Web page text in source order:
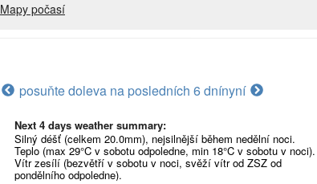
Mapy počasí
posuňte doleva na posledních 6 dnínyní
Next 4 days weather summary:
Silný déšť (celkem 20.0mm), nejsilnější během nedělní noci.
Teplo (max 29°C v sobotu odpoledne, min 18°C v sobotu v noci).
Vítr zesílí (bezvětří v sobotu v noci, svěží vítr od ZSZ od
pondělního odpoledne).